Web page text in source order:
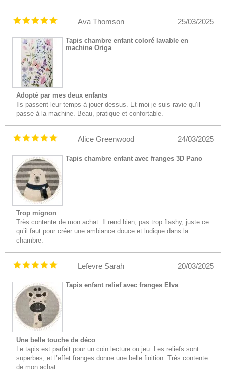
25/03/2025
Ava Thomson
Tapis chambre enfant coloré lavable en
machine Origa
Adopté par mes deux enfants
Ils passent leur temps à jouer dessus. Et moi je suis ravie qu’il
passe à la machine. Beau, pratique et confortable.
24/03/2025
Alice Greenwood
Tapis chambre enfant avec franges 3D Pano
Trop mignon
Très contente de mon achat. Il rend bien, pas trop flashy, juste ce
qu’il faut pour créer une ambiance douce et ludique dans la
chambre.
20/03/2025
Lefevre Sarah
Tapis enfant relief avec franges Elva
Une belle touche de déco
Le tapis est parfait pour un coin lecture ou jeu. Les reliefs sont
superbes, et l’effet franges donne une belle finition. Très contente
de mon achat.